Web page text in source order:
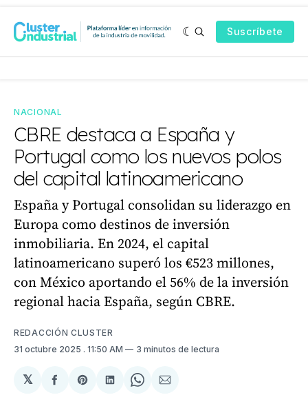
Suscríbete
NACIONAL
CBRE destaca a España y
Portugal como los nuevos polos
del capital latinoamericano
España y Portugal consolidan su liderazgo en
Europa como destinos de inversión
inmobiliaria. En 2024, el capital
latinoamericano superó los €523 millones,
con México aportando el 56% de la inversión
regional hacia España, según CBRE.
REDACCIÓN CLUSTER
31 octubre 2025 . 11:50 AM 3 minutos de lectura
𝕏
Compartir
ShareCompartir
ShareCompartir